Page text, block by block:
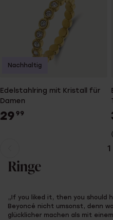
Edelstahlring mit Kristall für
Damen
29 99
Nachhaltig
Seite
1
zurRinge
„If you liked it, then you should
Beyoncé nicht umsonst, denn
glücklicher machen als mit